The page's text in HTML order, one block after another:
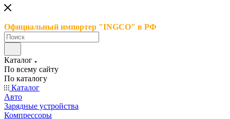
Официальный импортер "INGCO" в РФ
Каталог
По всему сайту
По каталогу
Каталог
Авто
Зарядные устройства
Компрессоры